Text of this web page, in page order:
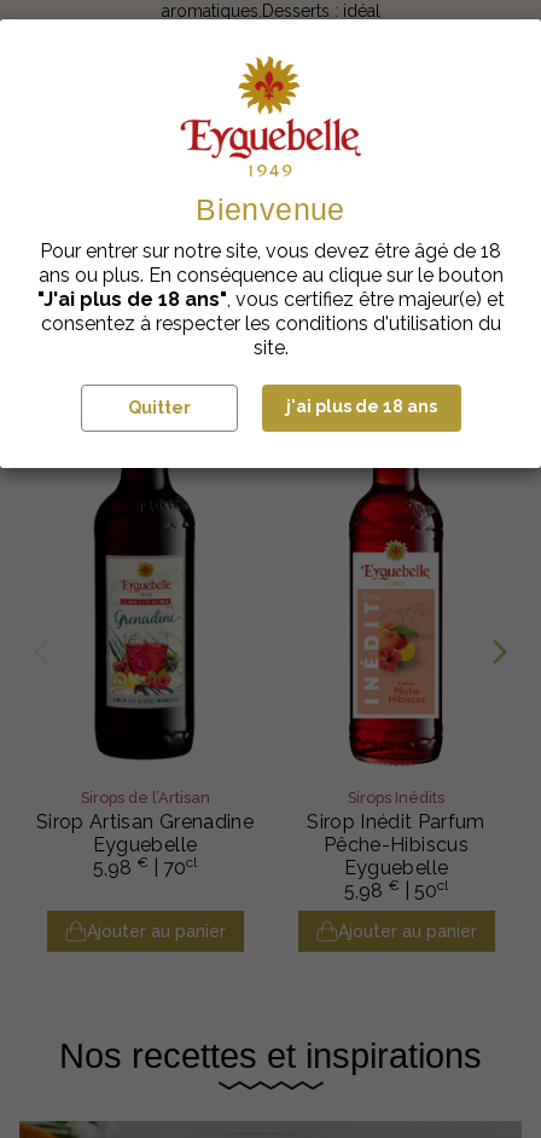
aromatiques.Desserts : idéal
ou pâtisseries.
RECETTES ASSOCIÉS
Les clients achètent également
Sirops de l’Artisan
Sirop Artisan Grenadine
Eyguebelle
5,98 € | 70cl
Ajouter au panier
Sirops Inédits
Sirop Inédit Parfum
Pêche-Hibiscus
Eyguebelle
5,98 € | 50cl
Ajouter au panier
Nos recettes et inspirations
Bienvenue
Pour entrer sur notre site, vous devez être âgé de 18
ans ou plus. En conséquence au clique sur le bouton
"J'ai plus de 18 ans", vous certifiez être majeur(e) et
consentez à respecter les conditions d'utilisation du
site.
Quitter j'ai plus de 18 ans